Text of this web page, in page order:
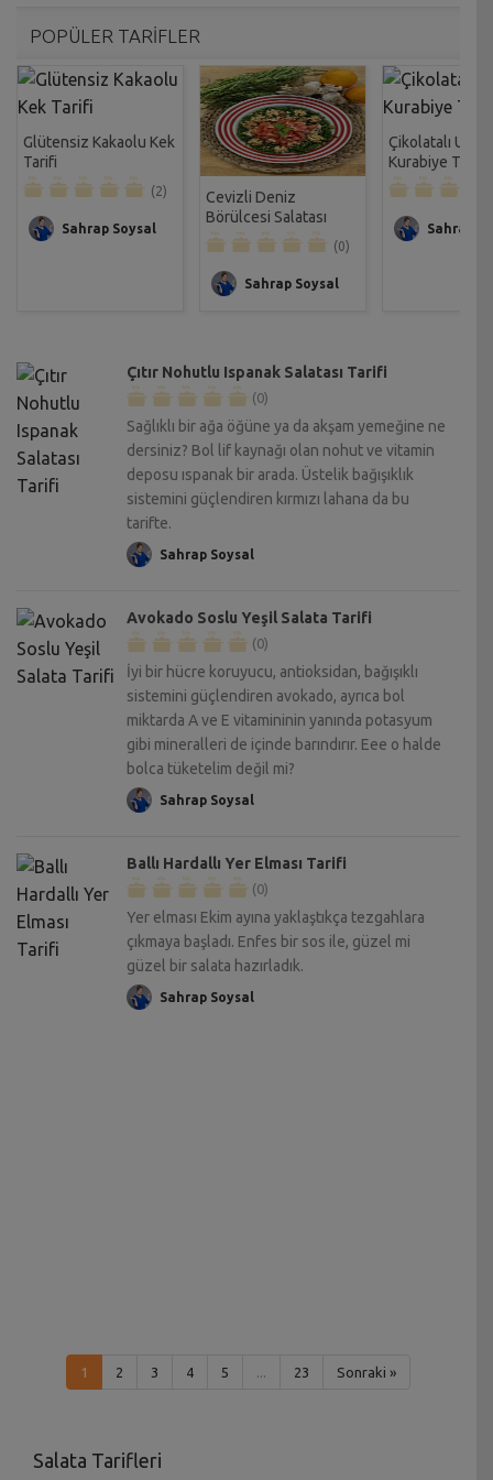
POPÜLER TARİFLER
Glütensiz Kakaolu Kek
Tarifi
(2)
Sahrap Soysal
Cevizli Deniz
Börülcesi Salatası
Tarifi
(0)
Sahrap Soysal
Çikolatalı
Kurabiye Tarifi
Sahrap
Çıtır Nohutlu Ispanak Salatası Tarifi
(0)
Sağlıklı bir ağa öğüne ya da akşam yemeğine ne
dersiniz? Bol lif kaynağı olan nohut ve vitamin
deposu ıspanak bir arada. Üstelik bağışıklık
sistemini güçlendiren kırmızı lahana da bu
tarifte.
Sahrap Soysal
Avokado Soslu Yeşil Salata Tarifi
(0)
İyi bir hücre koruyucu, antioksidan, bağışıklı
sistemini güçlendiren avokado, ayrıca bol
miktarda A ve E vitamininin yanında potasyum
gibi mineralleri de içinde barındırır. Eee o halde
bolca tüketelim değil mi?
Sahrap Soysal
Ballı Hardallı Yer Elması Tarifi
(0)
Yer elması Ekim ayına yaklaştıkça tezgahlara
çıkmaya başladı. Enfes bir sos ile, güzel mi
güzel bir salata hazırladık.
Sahrap Soysal
1 2 3 4 5 ... 23 Sonraki »
Salata Tarifleri